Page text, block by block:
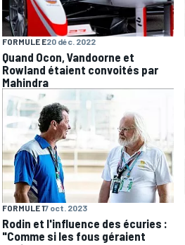
FORMULE E20 déc. 2022
Quand Ocon, Vandoorne et
Rowland étaient convoités par
Mahindra
FORMULE 17 oct. 2023
Rodin et l'influence des écuries :
"Comme si les fous géraient